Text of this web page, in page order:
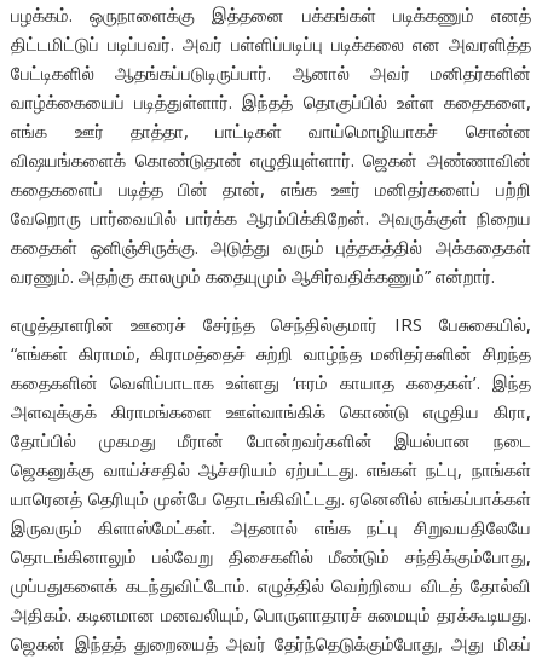
பழக்கம். ஒருநாளைக்கு இத்தனை பக்கங்கள் படிக்கணும் எனத்
திட்டமிட்டுப் படிப்பவர். அவர் பள்ளிப்படிப்பு படிக்கலை என அவரளித்த
பேட்டிகளில் ஆதங்கப்படுடிருப்பார். ஆனால் அவர் மனிதர்களின்
வாழ்க்கையைப் படித்துள்ளார். இந்தத் தொகுப்பில் உள்ள கதைகளை,
எங்க ஊர் தாத்தா, பாட்டிகள் வாய்மொழியாகச் சொன்ன
விஷயங்களைக் கொண்டுதான் எழுதியுள்ளார். ஜெகன் அண்ணாவின்
கதைகளைப் படித்த பின் தான், எங்க ஊர் மனிதர்களைப் பற்றி
வேறொரு பார்வையில் பார்க்க ஆரம்பிக்கிறேன். அவருக்குள் நிறைய
கதைகள் ஒளிஞ்சிருக்கு. அடுத்து வரும் புத்தகத்தில் அக்கதைகள்
வரணும். அதற்கு காலமும் கதையுமும் ஆசிர்வதிக்கணும்” என்றார்.
எழுத்தாளரின் ஊரைச் சேர்ந்த செந்தில்குமார் IRS பேசுகையில்,
“எங்கள் கிராமம், கிராமத்தைச் சுற்றி வாழ்ந்த மனிதர்களின் சிறந்த
கதைகளின் வெளிப்பாடாக உள்ளது ‘ஈரம் காயாத கதைகள்’. இந்த
அளவுக்குக் கிராமங்களை ஊள்வாங்கிக் கொண்டு எழுதிய கிரா,
தோப்பில் முகமது மீரான் போன்றவர்களின் இயல்பான நடை
ஜெகனுக்கு வாய்ச்சதில் ஆச்சரியம் ஏற்பட்டது. எங்கள் நட்பு, நாங்கள்
யாரெனத் தெரியும் முன்பே தொடங்கிவிட்டது. ஏனெனில் எங்கப்பாக்கள்
இருவரும் கிளாஸ்மேட்கள். அதனால் எங்க நட்பு சிறுவயதிலேயே
தொடங்கினாலும் பல்வேறு திசைகளில் மீண்டும் சந்திக்கும்போது,
முப்பதுகளைக் கடந்துவிட்டோம். எழுத்தில் வெற்றியை விடத் தோல்வி
அதிகம். கடினமான மனவலியும், பொருளாதாரச் சுமையும் தரக்கூடியது.
ஜெகன் இந்தத் துறையைத் அவர் தேர்ந்தெடுக்கும்போது, அது மிகப்